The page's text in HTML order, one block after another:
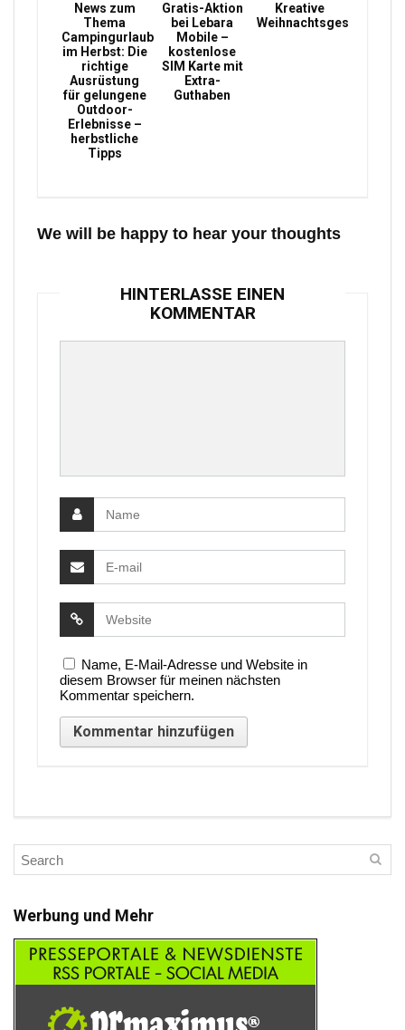
News zum
Thema
Campingurlaub
im Herbst: Die
richtige
Ausrüstung
für gelungene
Outdoor-
Erlebnisse –
herbstliche
Tipps
Gratis-Aktion
bei Lebara
Mobile –
kostenlose
SIM Karte mit
Extra-
Guthaben
Kreative
Weihnachtsgeschenke
We will be happy to hear your thoughts
HINTERLASSE EINEN
KOMMENTAR
Name, E-Mail-Adresse und Website in
diesem Browser für meinen nächsten
Kommentar speichern.
Werbung und Mehr